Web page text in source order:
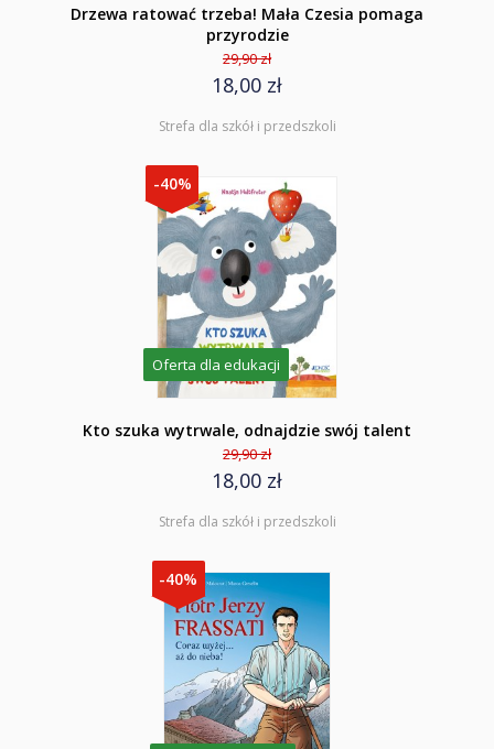
Drzewa ratować trzeba! Mała Czesia pomaga
przyrodzie
29,90 zł
18,00 zł
Strefa dla szkół i przedszkoli
-40%
Oferta dla edukacji
Kto szuka wytrwale, odnajdzie swój talent
29,90 zł
18,00 zł
Strefa dla szkół i przedszkoli
-40%